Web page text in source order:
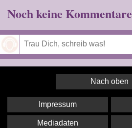
Noch keine Kommentare
Nach oben
Impressum
Mediadaten